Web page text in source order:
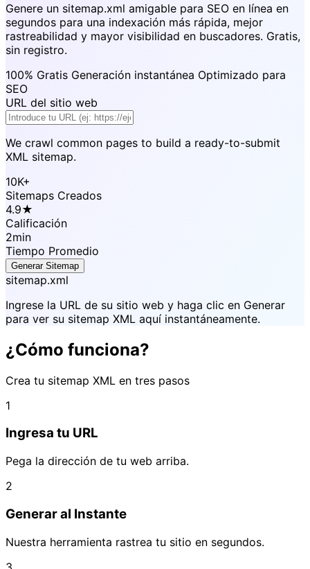
Genere un sitemap.xml amigable para SEO en línea en
segundos para una indexación más rápida, mejor
rastreabilidad y mayor visibilidad en buscadores. Gratis,
sin registro.
100% Gratis Generación instantánea Optimizado para
SEO
URL del sitio web
We crawl common pages to build a ready-to-submit
XML sitemap.
10K+
Sitemaps Creados
4.9★
Calificación
2min
Tiempo Promedio
Generar Sitemap
sitemap.xml
Ingrese la URL de su sitio web y haga clic en Generar
para ver su sitemap XML aquí instantáneamente.
¿Cómo funciona?
Crea tu sitemap XML en tres pasos
1
Ingresa tu URL
Pega la dirección de tu web arriba.
2
Generar al Instante
Nuestra herramienta rastrea tu sitio en segundos.